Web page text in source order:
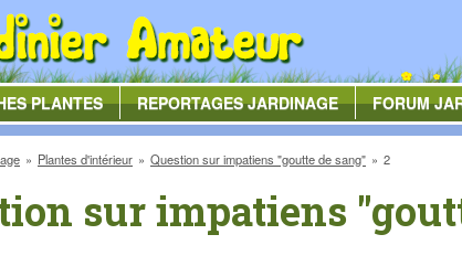
PLANTES REPORTAGESJARDINAGE FORUM
Plantes d'intérieur Question sur impatiens "goutte de sang" 2
sur impatiens